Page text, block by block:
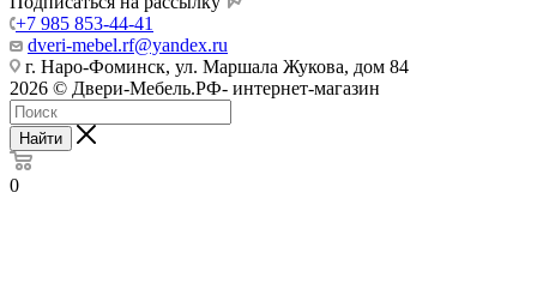
+7 985 853-44-41
dveri-mebel.rf@yandex.ru
г. Наро-Фоминск, ул. Маршала Жукова, дом 84
2026 © Двери-Мебель.РФ- интернет-магазин
Найти
0